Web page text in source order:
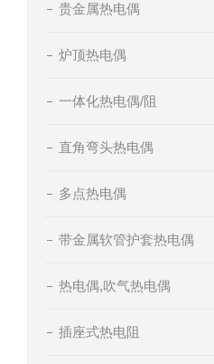
贵金属热电偶
炉顶热电偶
一体化热电偶/阻
直角弯头热电偶
多点热电偶
带金属软管护套热电偶
热电偶,吹气热电偶
插座式热电阻